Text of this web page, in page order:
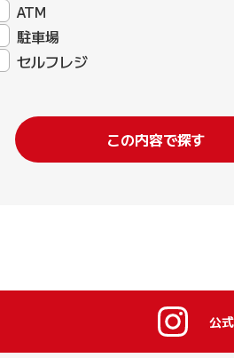
ATM
駐車場
セルフレジ
この内容で探す
公